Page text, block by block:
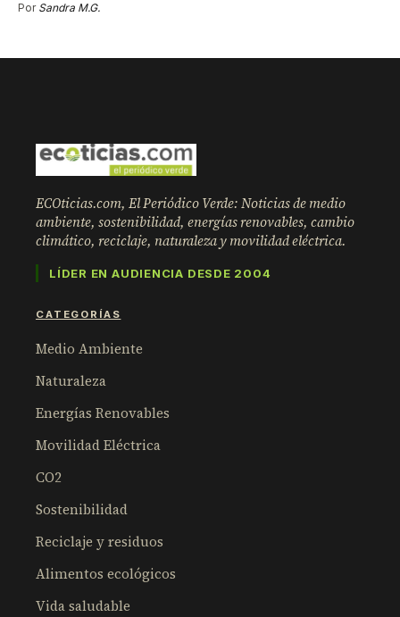
Por Sandra M.G.
ECOticias.com, El Periódico Verde: Noticias de medio
ambiente, sostenibilidad, energías renovables, cambio
climático, reciclaje, naturaleza y movilidad eléctrica.
LÍDER EN AUDIENCIA DESDE 2004
CATEGORÍAS
Medio Ambiente
Naturaleza
Energías Renovables
Movilidad Eléctrica
CO2
Sostenibilidad
Reciclaje y residuos
Alimentos ecológicos
Vida saludable